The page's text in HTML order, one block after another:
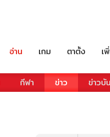
อ่าน เกม ตาตั้ง เ
กีฬา ข่าว ข่าวบั